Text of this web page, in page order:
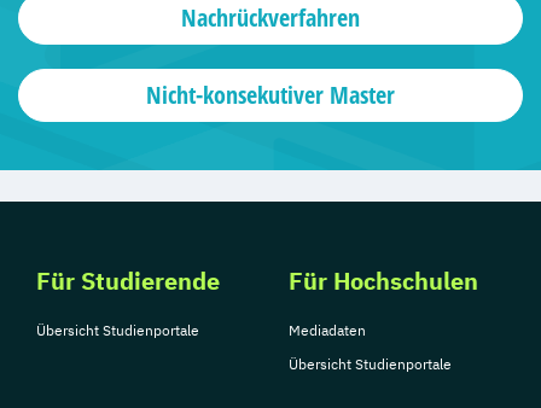
Nachrückverfahren
Nicht-konsekutiver Master
Für Studierende
Übersicht Studienportale
Für Hochschulen
Mediadaten
Übersicht Studienportale